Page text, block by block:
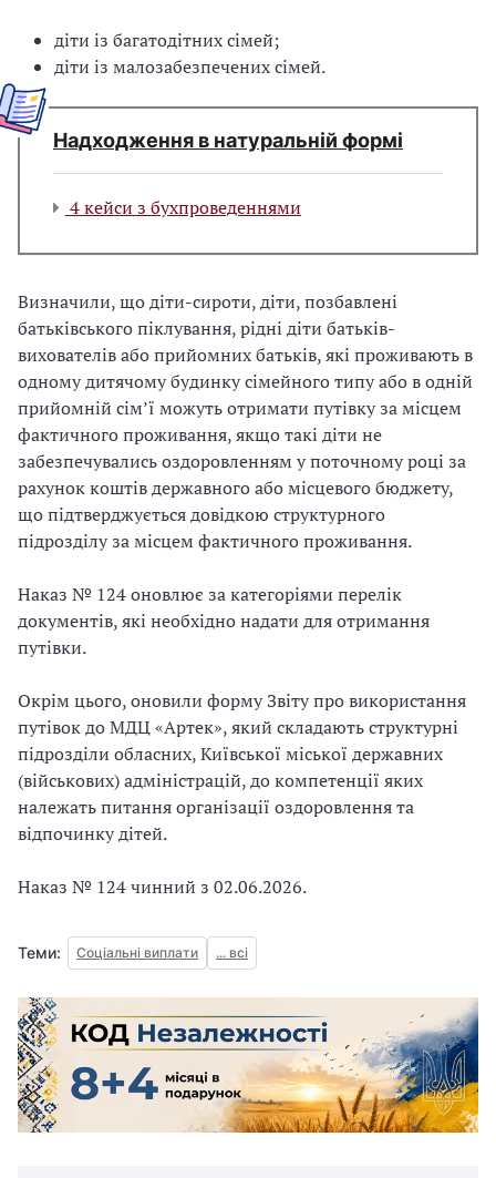
діти із багатодітних сімей;
діти із малозабезпечених сімей.
Надходження в натуральній формі
4 кейси з бухпроведеннями
Визначили, що діти-сироти, діти, позбавлені
батьківського піклування, рідні діти батьків-
вихователів або прийомних батьків, які проживають в
одному дитячому будинку сімейного типу або в одній
прийомній сім’ї можуть отримати путівку за місцем
фактичного проживання, якщо такі діти не
забезпечувались оздоровленням у поточному році за
рахунок коштів державного або місцевого бюджету,
що підтверджується довідкою структурного
підрозділу за місцем фактичного проживання.
Наказ № 124 оновлює за категоріями перелік
документів, які необхідно надати для отримання
путівки.
Окрім цього, оновили форму Звіту про використання
путівок до МДЦ «Артек», який складають структурні
підрозділи обласних, Київської міської державних
(військових) адміністрацій, до компетенції яких
належать питання організації оздоровлення та
відпочинку дітей.
Наказ № 124 чинний з 02.06.2026.
Теми: Соціальні виплати ... всі